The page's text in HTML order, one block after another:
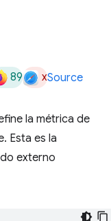
89 xSource
la métrica de
Esta es la
externo